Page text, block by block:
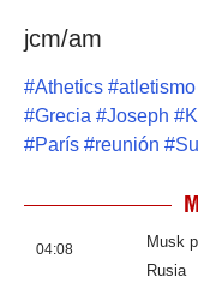
jcm/am
#Athetics #atletismo
#Grecia #Joseph #
#París #reunión #
04:08
Musk
Rusia